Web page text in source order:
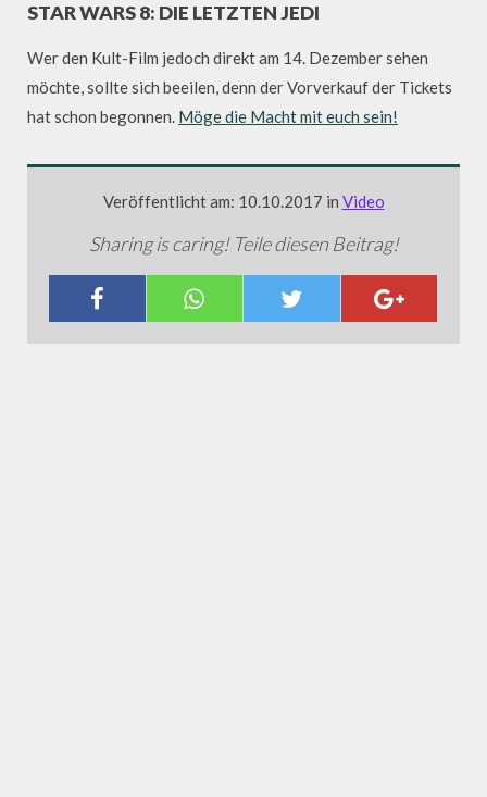
STAR WARS 8: DIE LETZTEN JEDI
Wer den Kult-Film jedoch direkt am 14. Dezember sehen
möchte, sollte sich beeilen, denn der Vorverkauf der Tickets
hat schon begonnen. Möge die Macht mit euch sein!
Veröffentlicht am: 10.10.2017 in Video
Sharing is caring! Teile diesen Beitrag!